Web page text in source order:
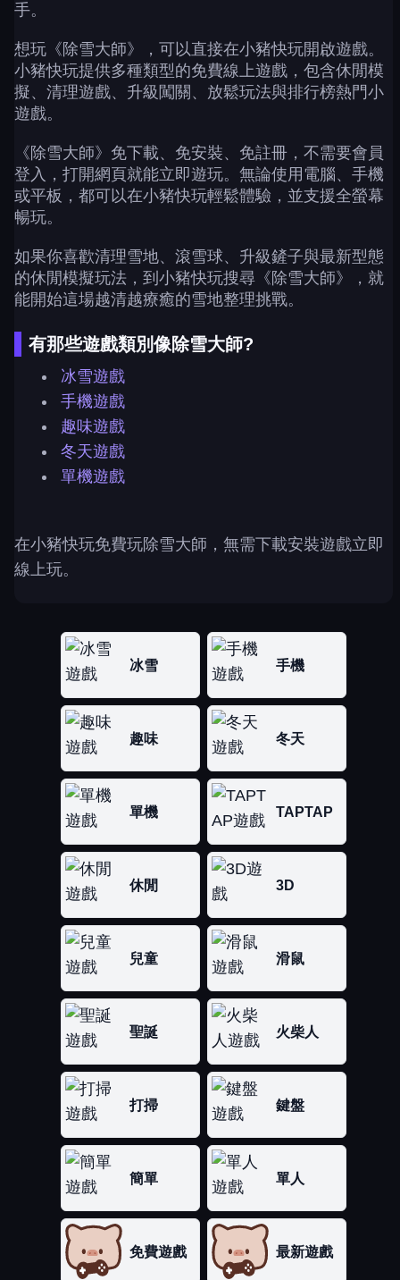
手。
想玩《除雪大師》，可以直接在小豬快玩開啟遊戲。
小豬快玩提供多種類型的免費線上遊戲，包含休閒模
擬、清理遊戲、升級闖關、放鬆玩法與排行榜熱門小
遊戲。
《除雪大師》免下載、免安裝、免註冊，不需要會員
登入，打開網頁就能立即遊玩。無論使用電腦、手機
或平板，都可以在小豬快玩輕鬆體驗，並支援全螢幕
暢玩。
如果你喜歡清理雪地、滾雪球、升級鏟子與最新型態
的休閒模擬玩法，到小豬快玩搜尋《除雪大師》，就
能開始這場越清越療癒的雪地整理挑戰。
有那些遊戲類別像除雪大師?
冰雪遊戲
手機遊戲
趣味遊戲
冬天遊戲
單機遊戲
在小豬快玩免費玩除雪大師，無需下載安裝遊戲立即
線上玩。
冰雪 手機
趣味 冬天
單機 TAPTAP
休閒 3D
兒童 滑鼠
聖誕 火柴人
打掃 鍵盤
簡單 單人
免費遊戲 最新遊戲